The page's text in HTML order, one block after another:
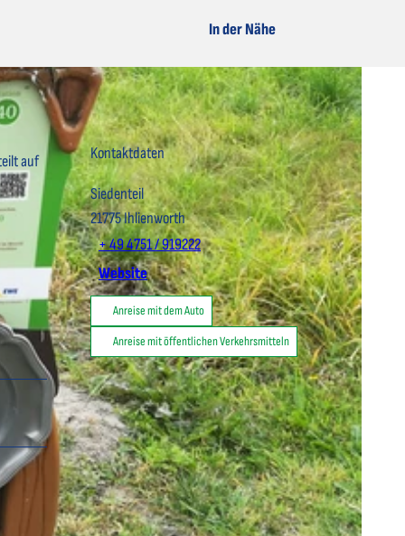
In der Nähe
auf Kontaktdaten
Siedenteil
21775Ihlienworth
+ 49 4751 / 919222
Website
Anreise mit dem Auto
Anreise mit öffentlichen Verkehrsmitteln